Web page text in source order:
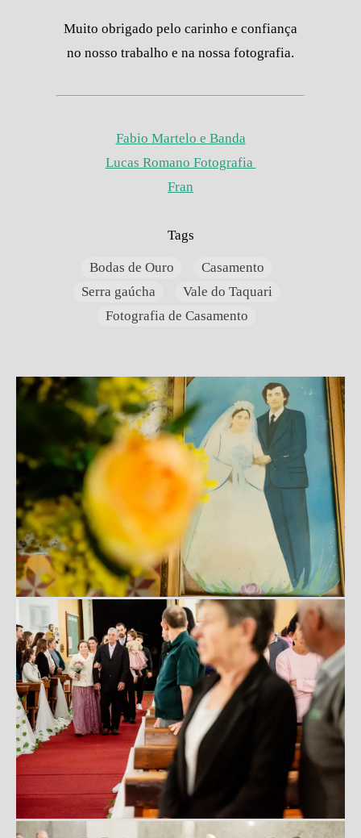
Muito obrigado pelo carinho e confiança
no nosso trabalho e na nossa fotografia.
Fabio Martelo e Banda
Lucas Romano Fotografia
Fran
Tags
Bodas de Ouro
Casamento
Serra gaúcha
Vale do Taquari
Fotografia de Casamento